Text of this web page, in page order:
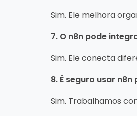
Sim. Ele melhora
7. O n8n pode
Sim. Ele conecta
8. É seguro usar
Sim. Trabalhamos